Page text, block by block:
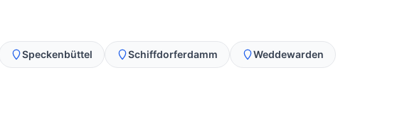
Speckenbüttel Schiffdorferdamm Weddewarden